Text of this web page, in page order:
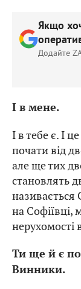
Якщо
Додайте
І в мене.
І в тебе є. І
почати від
але ще тих
становлять
називається
на Софіївці,
нерухомості
Ти ще й є
Винники.